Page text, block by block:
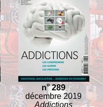
no289
décembre 2019
Addictions